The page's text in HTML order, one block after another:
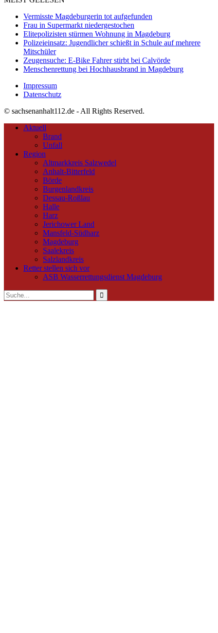
Vermisste Magdeburgerin tot aufgefunden
Frau in Supermarkt niedergestochen
Elitepolizisten stürmen Wohnung in Magdeburg
Polizeieinsatz: Jugendlicher schießt in Schule auf mehrere
Mitschüler
Zeugensuche: E-Bike Fahrer stirbt bei Calvörde
Menschenrettung bei Hochhausbrand in Magdeburg
Impressum
Datenschutz
© sachsenanhalt112.de - All Rights Reserved.
Aktuell
Brand
Unfall
Region
Altmarkkreis Salzwedel
Anhalt-Bitterfeld
Börde
Burgenlandkreis
Dessau-Roßlau
Halle
Harz
Jerichower Land
Mansfeld-Südharz
Magdeburg
Saalekreis
Salzlandkreis
Retter stellen sich vor
ASB Wasserrettungsdienst Magdeburg